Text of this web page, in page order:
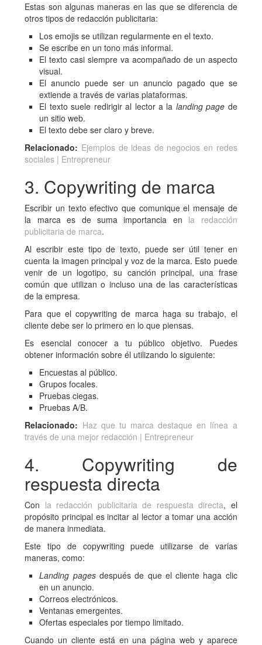
Estas son algunas maneras en las que se diferencia de
otros tipos de redacción publicitaria:
Los emojis se utilizan regularmente en el texto.
Se escribe en un tono más informal.
El texto casi siempre va acompañado de un aspecto
visual.
El anuncio puede ser un anuncio pagado que se
extiende a través de varias plataformas.
El texto suele redirigir al lector a la landing page de
un sitio web.
El texto debe ser claro y breve.
Relacionado: Ejemplos de ideas de negocios en redes
sociales | Entrepreneur
3. Copywriting de marca
Escribir un texto efectivo que comunique el mensaje de
la marca es de suma importancia en la redacción
publicitaria de marca.
Al escribir este tipo de texto, puede ser útil tener en
cuenta la imagen principal y voz de la marca. Esto puede
venir de un logotipo, su canción principal, una frase
común que utilizan o incluso una de las características
de la empresa.
Para que el copywriting de marca haga su trabajo, el
cliente debe ser lo primero en lo que piensas.
Es esencial conocer a tu público objetivo. Puedes
obtener información sobre él utilizando lo siguiente:
Encuestas al público.
Grupos focales.
Pruebas ciegas.
Pruebas A/B.
Relacionado: Haz que tu marca destaque en línea a
través de una mejor redacción | Entrepreneur
4. Copywriting de
respuesta directa
Con la redacción publicitaria de respuesta directa, el
propósito principal es incitar al lector a tomar una acción
de manera inmediata.
Este tipo de copywriting puede utilizarse de varias
maneras, como:
Landing pagesdespués de que el cliente haga clic
en un anuncio.
Correos electrónicos.
Ventanas emergentes.
Ofertas especiales por tiempo limitado.
Cuando un cliente está en una página web y aparece